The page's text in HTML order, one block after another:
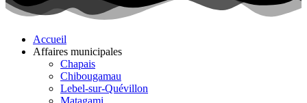
Accueil
Affaires municipales
Chapais
Chibougamau
Lebel-sur-Quévillon